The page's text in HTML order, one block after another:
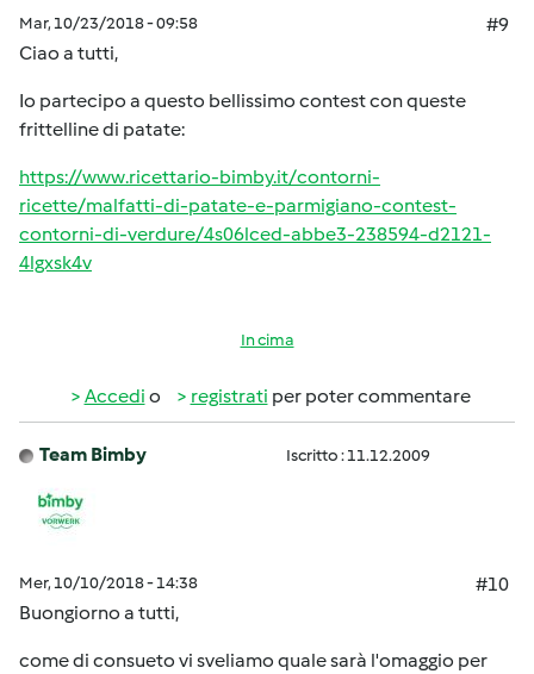
Mar, 10/23/2018 - 09:58
#9
Ciao a tutti,
Io partecipo a questo bellissimo contest con queste
frittelline di patate:
https://www.ricettario-bimby.it/contorni-
ricette/malfatti-di-patate-e-parmigiano-contest-
contorni-di-verdure/4s06lced-abbe3-238594-d2121-
4lgxsk4v
In cima
Accedi o registrati per poter commentare
Team Bimby Iscritto : 11.12.2009
Mer, 10/10/2018 - 14:38
#10
Buongiorno a tutti,
come di consueto vi sveliamo quale sarà l'omaggio per